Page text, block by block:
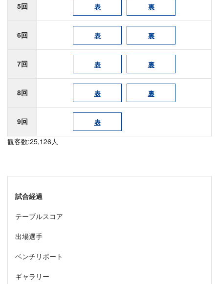
5回 表 裏
6回 表 裏
7回 表 裏
8回 表 裏
9回 表
観客数:25,126人
試合経過
テーブルスコア
出場選手
ベンチリポート
ギャラリー